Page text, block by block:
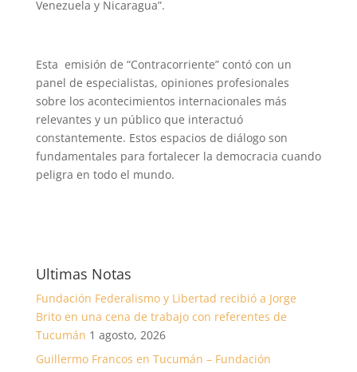
Venezuela y Nicaragua”.
Esta emisión de “Contracorriente” contó con un
panel de especialistas, opiniones profesionales
sobre los acontecimientos internacionales más
relevantes y un público que interactuó
constantemente. Estos espacios de diálogo son
fundamentales para fortalecer la democracia cuando
peligra en todo el mundo.
Ultimas Notas
Fundación Federalismo y Libertad recibió a Jorge
Brito en una cena de trabajo con referentes de
Tucumán 1 agosto, 2026
Guillermo Francos en Tucumán – Fundación